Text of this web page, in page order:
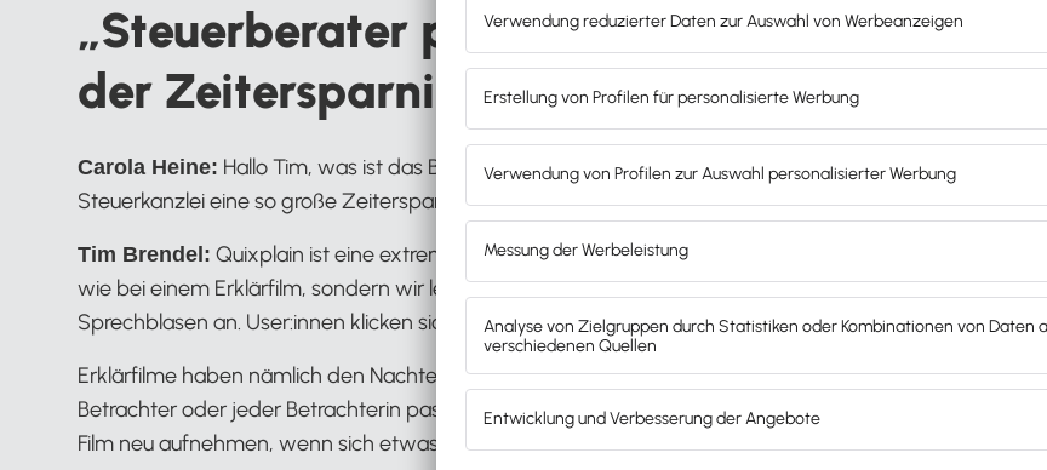
„Steuerberater profitieren am meisten von
der Zeitersparnis“
Carola Heine: Hallo Tim, was ist das Besondere an eurem Erklär-Produkt und warum kann es einer
Steuerkanzlei eine so große Zeitersparnis bringen?
Tim Brendel: Quixplain ist eine extrem einfache Methode, komplexe Sachverhalte zu erklären. Nicht
wie bei einem Erklärfilm, sondern wir legen Bilder hintereinander und reichern sie mit aussagekräftigen
Sprechblasen an. User:innen klicken sich im eigenen Tempo durch.
Erklärfilme haben nämlich den Nachteil, dass Tempo und Informationsdichte nicht immer zu jedem
Betrachter oder jeder Betrachterin passen. Außerdem muss ich als Ersteller leider immer den ganzen
Film neu aufnehmen, wenn sich etwas geändert hat, auch wenn es vielleicht nur eine Kleinigkeit ist.